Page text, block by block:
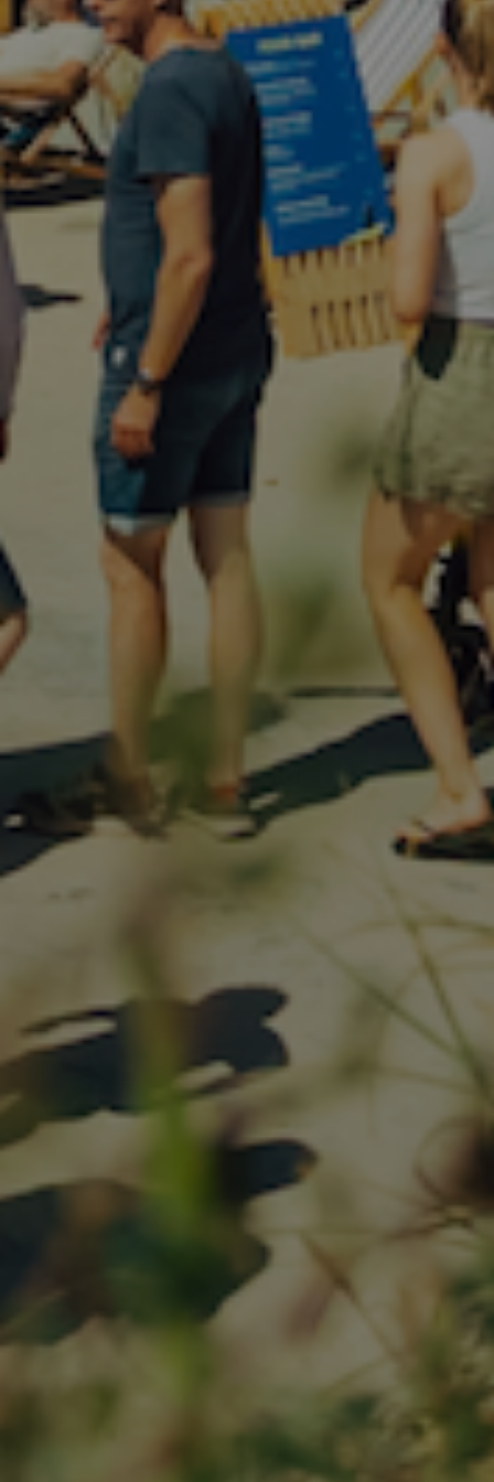
Plejeinstruktioner:
Håndvaskes i koldt vand.
Må ikke bleges.
Dryppes tør.
Må ikke stryges.
Må ikke renses.
BLK | Style No. 89445
Varenr.: 14446-001
Kontakt os og få svar indenfor
Norgesvej 7A, 9480 Løkken
TILMELD NYHEDSBREV
Tilmeld dig
Hurtig levering
Gratis afhentning og returnering i Løkken
Fortryd dit køb
Returnering
Handelsbetingelser